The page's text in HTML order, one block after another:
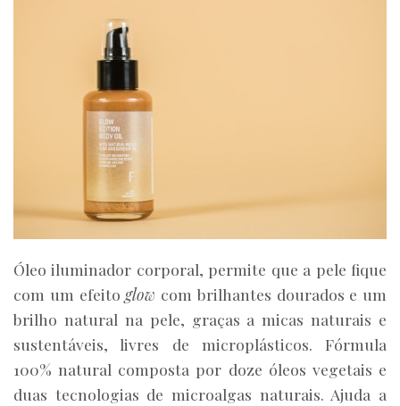
Óleo iluminador corporal, permite que a pele fique
com um efeitoglow com brilhantes dourados e um
brilho natural na pele, graças a micas naturais e
sustentáveis, livres de microplásticos. Fórmula
100% natural composta por doze óleos vegetais e
duas tecnologias de microalgas naturais. Ajuda a